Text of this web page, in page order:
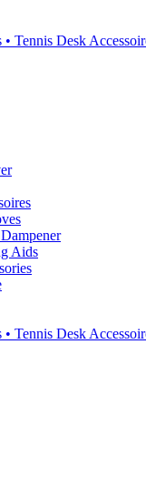
Tennis Desk
Aids
Tennis Desk